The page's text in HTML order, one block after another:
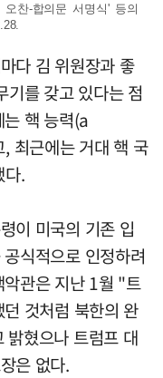
찬-합의문 서명식' 등의
다 김 위원장과 좋
기를 갖고 있다는 점
핵 능력(a
근에는 거대 핵 국
.
이 미국의 기존 입
식적으로 인정하려
악관은 지난 1월 "트
것처럼 북한의 완
밝혔으나 트럼프 대
은 없다.